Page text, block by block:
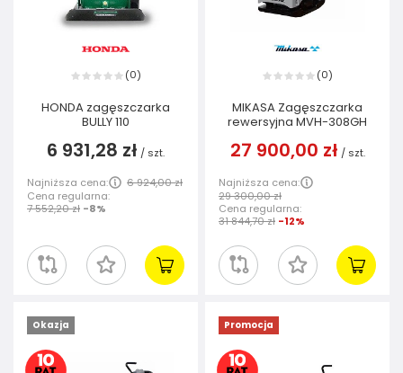
(0)
HONDA zagęszczarka
BULLY 110
6 931,28 zł / szt.
Najniższa cena:
6 924,00 zł
Cena regularna:
7 552,20 zł -8%
(0)
MIKASA Zagęszczarka
rewersyjna MVH-308GH
27 900,00 zł / szt.
Najniższa cena:
29 300,00 zł
Cena regularna:
31 844,70 zł -12%
Okazja Promocja